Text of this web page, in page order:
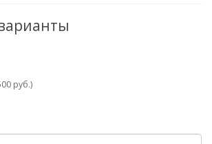
руб.)